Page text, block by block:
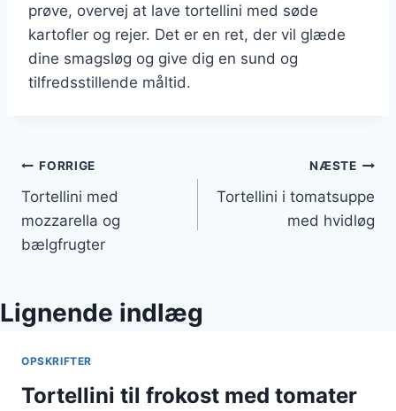
prøve, overvej at lave tortellini med søde
kartofler og rejer. Det er en ret, der vil glæde
dine smagsløg og give dig en sund og
tilfredsstillende måltid.
Indlægsnavigation
FORRIGE
Tortellini med
mozzarella og
bælgfrugter
NÆSTE
Tortellini i tomatsuppe
med hvidløg
Lignende indlæg
OPSKRIFTER
Tortellini til frokost med tomater